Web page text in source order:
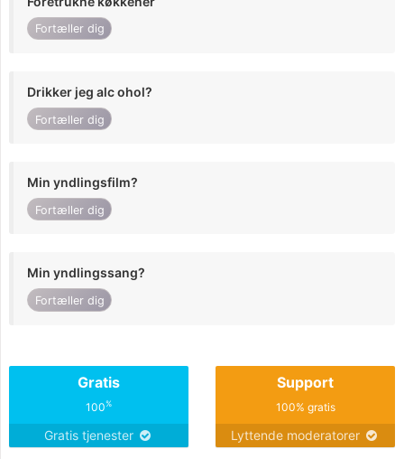
Fortæller dig
Drikker jeg alc ohol?
Fortæller dig
Min yndlingsfilm?
Fortæller dig
Min yndlingssang?
Fortæller dig
Gratis
100%
Gratis tjenester
Support
100% gratis
Lyttende moderatorer